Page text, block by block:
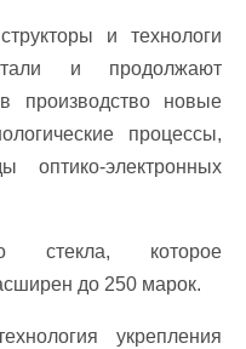
и технологи
и продолжают
производство новые
процессы,
оптико-электронных
стекла, которое
до 250 марок.
укрепления